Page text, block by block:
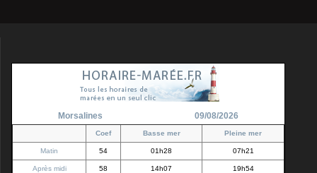
Morsalines 09/08/2026
Coef Basse mer Pleine mer
Matin 54 01h28 07h21
Après midi 58 14h07 19h54